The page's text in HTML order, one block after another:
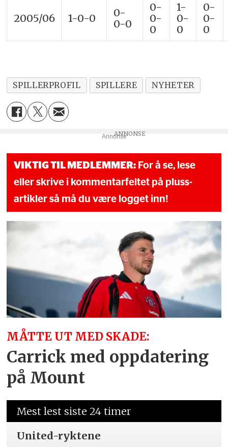
2005/06 1-0-0
0-
0-0
0-
0-
0
1-
0-
0
0-
0-
0
SPILLERPROFIL SPILLERE NYHETER
Annonse
VIKTIG TIL MEDLEMMER: For å se, lese
eller skrive i kommentarfeltet på pluss-
artikler så må du være logget inn!
MÅTTE UT MED SKADE:
Carrick med oppdatering
på Mount
Mest lest siste 24 timer
United-ryktene